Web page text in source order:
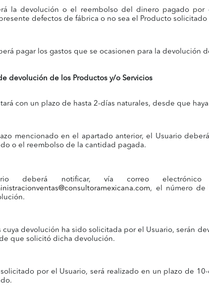
la devolución o el reembolso del dinero pagado
defectos de fábrica o no sea el Producto solicitado
pagar los gastos que se ocasionen para la devolución
devolución de los Productos y/o Servicios
con un plazo de hasta 2-días naturales, desde que
mencionado en el apartado anterior, el Usuario
o el reembolso de la cantidad pagada.
deberá notificar, vía correo
, el número de
cuya devolución ha sido solicitada por el Usuario, serán
que solicitó dicha devolución.
por el Usuario, será realizado en un plazo de